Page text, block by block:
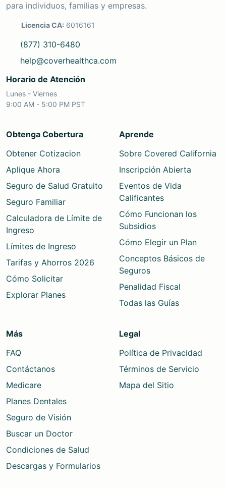
para individuos, familias y empresas.
Licencia CA: 6016161
(877) 310-6480
help@coverhealthca.com
Horario de Atención
Lunes - Viernes
9:00 AM - 5:00 PM PST
Obtenga Cobertura
Obtener Cotizacion
Aplique Ahora
Seguro de Salud Gratuito
Seguro Familiar
Calculadora de Límite de
Ingreso
Límites de Ingreso
Tarifas y Ahorros 2026
Cómo Solicitar
Explorar Planes
Aprende
Sobre Covered California
Inscripción Abierta
Eventos de Vida
Calificantes
Cómo Funcionan los
Subsidios
Cómo Elegir un Plan
Conceptos Básicos de
Seguros
Penalidad Fiscal
Todas las Guías
Más
FAQ
Contáctanos
Medicare
Planes Dentales
Seguro de Visión
Buscar un Doctor
Condiciones de Salud
Descargas y Formularios
Legal
Política de Privacidad
Términos de Servicio
Mapa del Sitio